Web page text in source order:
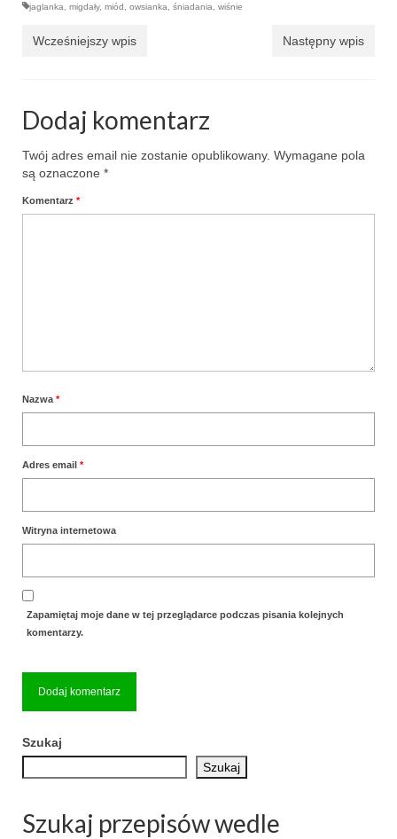
Boże Narodzenie
poza kuchnią
Smoki
jaglanka migdały, miód owsianka śniadania wiśnie
Wcześniejszy wpis Następny wpis
Dodaj komentarz
Twój adres email nie zostanie opublikowany. Wymagane pola
są oznaczone *
Komentarz *
Nazwa *
Adres email *
Witryna internetowa
Zapamiętaj moje dane w tej przeglądarce podczas pisania kolejnych
komentarzy.
Szukaj
Szukaj
Szukaj przepisów wedle